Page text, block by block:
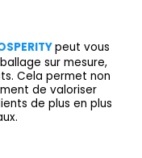
peut vous
sur mesure,
Cela permet non
de valoriser
de plus en plus